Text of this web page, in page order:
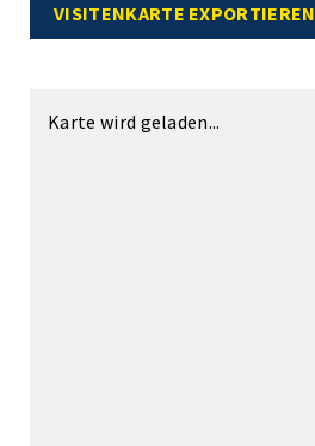
VISITENKARTE EXPORTIEREN
Karte wird geladen...